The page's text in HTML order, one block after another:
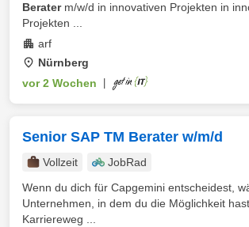
Beraterm/w/d in innovativen Projekten in
Projekten ...
arf
Nürnberg
vor 2 Wochen
Senior SAP TM Berater w/m/d
Vollzeit
JobRad
Wenn du dich für Capgemini entscheidest,
Unternehmen, in dem du die Möglichkeit
Karriereweg ...